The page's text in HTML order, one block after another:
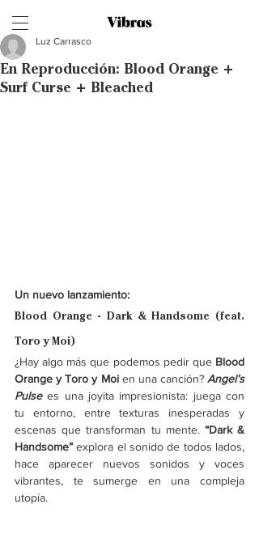
En Reproducción: Blood Orange +
Surf Curse + Bleached
Luz Carrasco
Un nuevo lanzamiento:
Blood Orange - Dark & Handsome (feat.
Toro y Moi)
¿Hay algo más que podemos pedir que Blood
Orange y Toro y Moi en una canción? Angel’s
Pulse es una joyita impresionista: juega con
tu entorno, entre texturas inesperadas y
escenas que transforman tu mente. “Dark &
Handsome” explora el sonido de todos lados,
hace aparecer nuevos sonidos y voces
vibrantes, te sumerge en una compleja
utopía.